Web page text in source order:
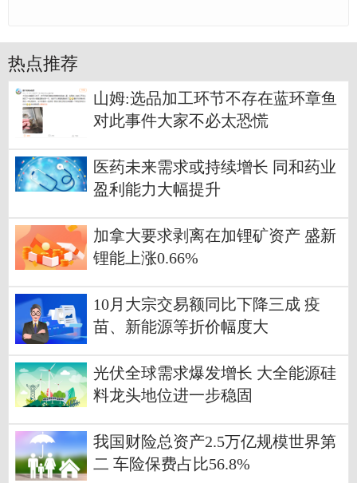
热点推荐
山姆:选品加工环节不存在蓝环章鱼
对此事件大家不必太恐慌
医药未来需求或持续增长 同和药业
盈利能力大幅提升
加拿大要求剥离在加锂矿资产 盛新
锂能上涨0.66%
10月大宗交易额同比下降三成 疫
苗、新能源等折价幅度大
光伏全球需求爆发增长 大全能源硅
料龙头地位进一步稳固
我国财险总资产2.5万亿规模世界第
二 车险保费占比56.8%